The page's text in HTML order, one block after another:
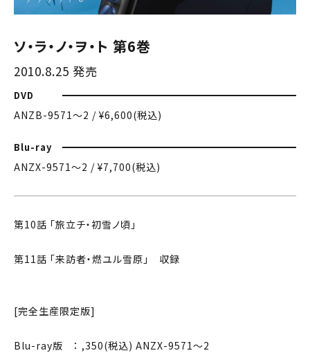
ソ・ラ・ノ・ヲ・ト 第6巻
2010.8.25 発売
DVD
ANZB-9571〜2 / ¥6,600(税込)
Blu-ray
ANZX-9571〜2 / ¥7,700(税込)
第10話 「旅立チ・初雪ノ頃」
第11話 「来訪者・燃ユル雪原」 収録
[完全生産限定版]
Blu-ray版 ： ,350(税込) ANZX-9571〜2